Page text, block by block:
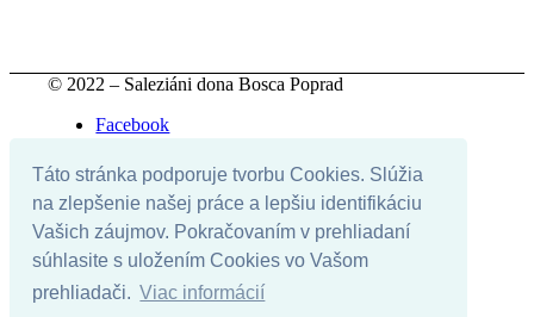
Táto stránka podporuje tvorbu Cookies. Slúžia
na zlepšenie našej práce a lepšiu identifikáciu
Vašich záujmov. Pokračovaním v prehliadaní
súhlasite s uložením Cookies vo Vašom
prehliadači. Viac informácií
© 2022 – Saleziáni dona Bosca Poprad
Facebook
Instagram
Instagram
Otváracie hodiny
Pravidlá oratória
Stretká
Knižnica